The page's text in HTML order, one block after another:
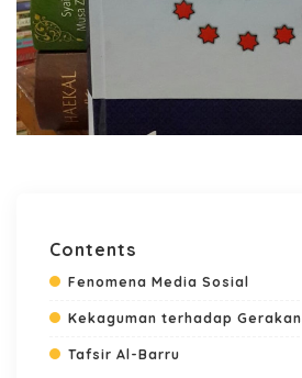
Contents
Fenomena Media Sosial
Kekaguman terhadap
Tafsir Al-Barru